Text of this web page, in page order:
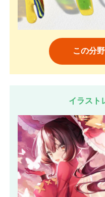
この分
イラスト